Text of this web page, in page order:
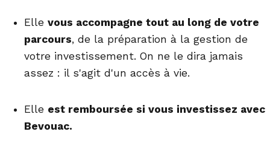
Elle vous accompagne tout au long de votre
parcours, de la préparation à la gestion de
votre investissement. On ne le dira jamais
assez : il s'agit d'un accès à vie.
Elle est remboursée si vous investissez avec
Bevouac.